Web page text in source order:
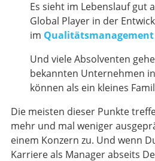
Es sieht im Lebenslauf gut
Global Player in der
im Qualitätsmanagement
Und viele Absolventen
bekannten Unternehmen
können als ein kleines
Die meisten dieser Punkte
mehr und mal weniger
einem Konzern zu. Und wenn
Karriere als Manager abseits